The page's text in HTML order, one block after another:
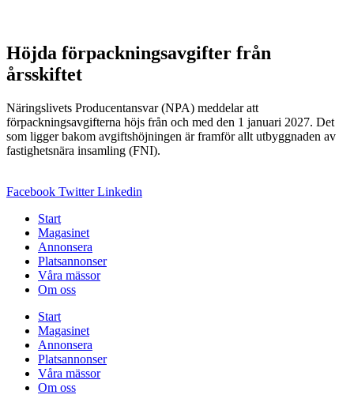
Höjda förpackningsavgifter från
årsskiftet
Näringslivets Producentansvar (NPA) meddelar att
förpackningsavgifterna höjs från och med den 1 januari 2027. Det
som ligger bakom avgiftshöjningen är framför allt utbyggnaden av
fastighetsnära insamling (FNI).
Facebook Twitter Linkedin
Start
Magasinet
Annonsera
Platsannonser
Våra mässor
Om oss
Start
Magasinet
Annonsera
Platsannonser
Våra mässor
Om oss